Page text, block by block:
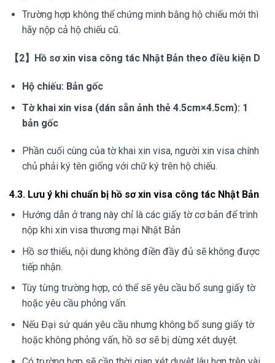
Trường hợp không thể chứng minh bằng hộ chiếu mới thì
hãy nộp cả hộ chiếu cũ.
【2】Hồ sơ xin visa công tác Nhật Bản theo điều kiện D
Hộ chiếu: Bản gốc
Tờ khai xin visa (dán sẵn ảnh thẻ 4.5cm×4.5cm): 1
bản gốc
Phần cuối cùng của tờ khai xin visa, người xin visa chính
chủ phải ký tên giống với chữ ký trên hộ chiếu.
4.3. Lưu ý khi chuẩn bị hồ sơ xin visa công tác Nhật Bản
Hướng dẫn ở trang này chỉ là các giấy tờ cơ bản để trình
nộp khi xin visa thương mại Nhật Bản
Hồ sơ thiếu, nội dung không điền đầy đủ sẽ không được
tiếp nhận.
Tùy từng trường hợp, có thể sẽ yêu cầu bổ sung giấy tờ
hoặc yêu cầu phỏng vấn.
Nếu Đại sứ quán yêu cầu nhưng không bổ sung giấy tờ
hoặc không phỏng vấn, hồ sơ sẽ bị dừng xét duyệt.